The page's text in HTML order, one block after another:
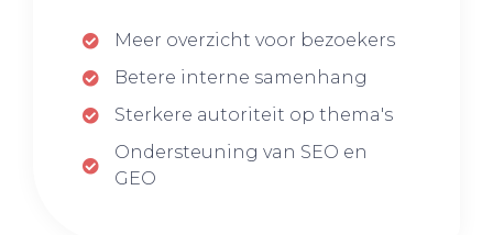
Meer overzicht voor bezoekers
Betere interne samenhang
Sterkere autoriteit op thema's
Ondersteuning van SEO en
GEO